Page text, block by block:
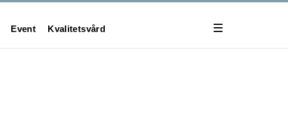
Event Kvalitetsvård